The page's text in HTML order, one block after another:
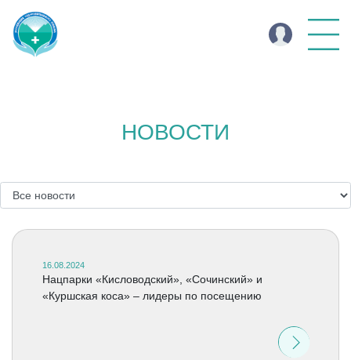
НОВОСТИ
16.08.2024
Нацпарки «Кисловодский», «Сочинский» и
«Куршская коса» – лидеры по посещению